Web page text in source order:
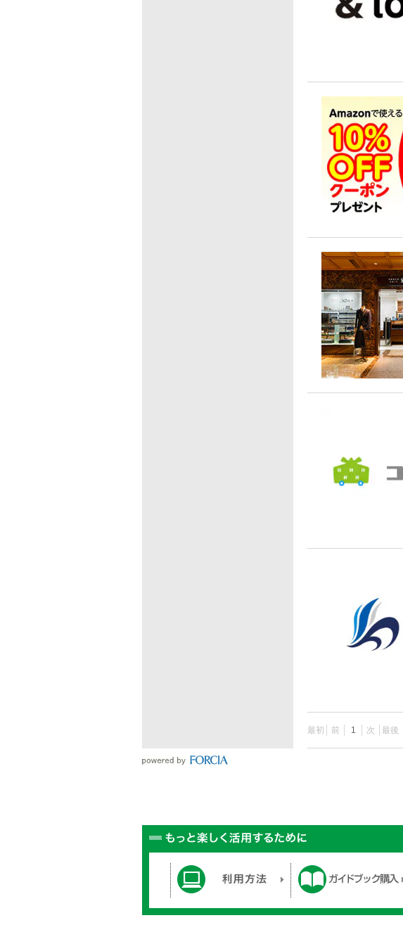
最初 前 1 次 最後